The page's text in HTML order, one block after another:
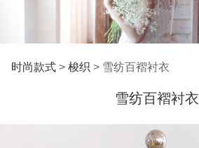
雪纺百褶衬衣
时尚款式> 梭织 > 雪纺百褶衬衣
雪纺百褶衬衣